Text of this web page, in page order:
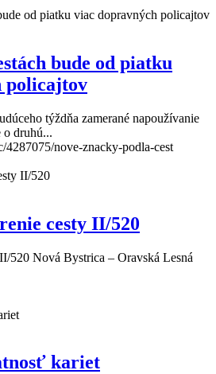
bude od piatku
policajtov
týždňa zamerané napoužívanie
o druhú...
nove-znacky-podla-cest
cesty II/520
520 Nová Bystrica – Oravská Lesná
kariet